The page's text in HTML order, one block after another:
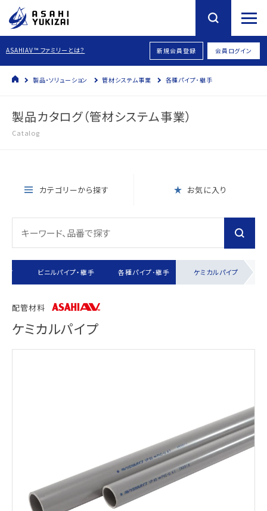
ASAHIAV™ ファミリーとは？ 新規会員登録 会員ログイン
製品・ソリューション 管材システム事業 各種パイプ･継手
製品カタログ（管材システム事業）
Catalog
カテゴリーから探す お気に入り
す ビニルパイプ・継手 各種パイプ･継手 ケミカルパイプ
配管材料
ケミカルパイプ